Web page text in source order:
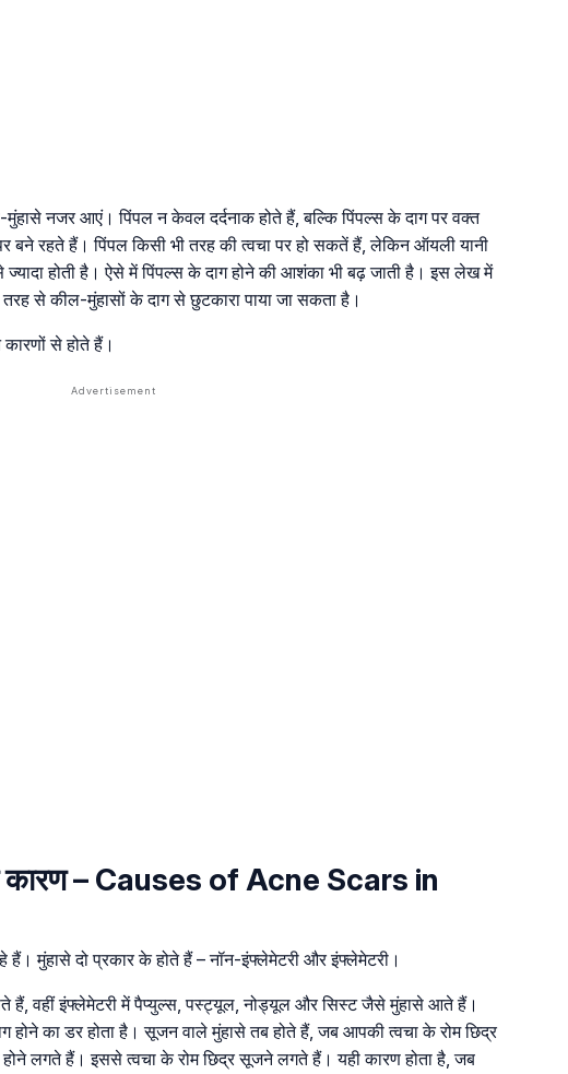
नजर आएं। पिंपल न केवल दर्दनाक होते हैं, बल्कि पिंपल्स के दाग पर वक्त
बने रहते हैं। पिंपल किसी भी तरह की त्वचा पर हो सकतें हैं, लेकिन ऑयली यानी
ज्यादा होती है। ऐसे में पिंपल्स के दाग होने की आशंका भी बढ़ जाती है। इस लेख में
तरह से कील-मुंहासों के दाग से छुटकारा पाया जा सकता है।
से होते हैं।
कारण – Causes of Acne Scars in
हैं। मुंहासे दो प्रकार के होते हैं – नॉन-इंफ्लेमेटरी और इंफ्लेमेटरी।
हैं, वहीं इंफ्लेमेटरी में पैप्युल्स, पस्ट्यूल, नोड्यूल और सिस्ट जैसे मुंहासे आते हैं।
होने का डर होता है। सूजन वाले मुंहासे तब होते हैं, जब आपकी त्वचा के रोम छिद्र
लगते हैं। इससे त्वचा के रोम छिद्र सूजने लगते हैं। यही कारण होता है, जब